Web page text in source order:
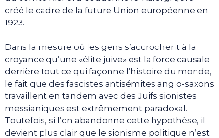
créé le cadre de la future Union européenne en
1923.
Dans la mesure où les gens s’accrochent à la
croyance qu’une «élite juive» est la force causale
derrière tout ce qui façonne l’histoire du monde,
le fait que des fascistes antisémites anglo-saxons
travaillent en tandem avec des Juifs sionistes
messianiques est extrêmement paradoxal.
Toutefois, si l’on abandonne cette hypothèse, il
devient plus clair que le sionisme politique n’est